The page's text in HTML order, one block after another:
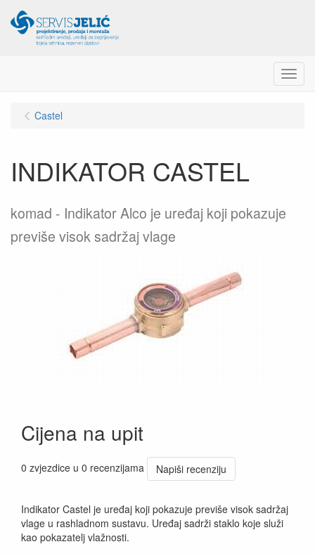
Menu
Castel
INDIKATOR CASTEL
komad
Indikator Alco je uređaj koji pokazuje
previše visok sadržaj vlage
Cijena na upit
0 zvjezdice u 0 recenzijama Napiši recenziju
Indikator Castel je uređaj koji pokazuje previše visok sadržaj
vlage u rashladnom sustavu. Uređaj sadrži staklo koje služi
kao pokazatelj vlažnosti.